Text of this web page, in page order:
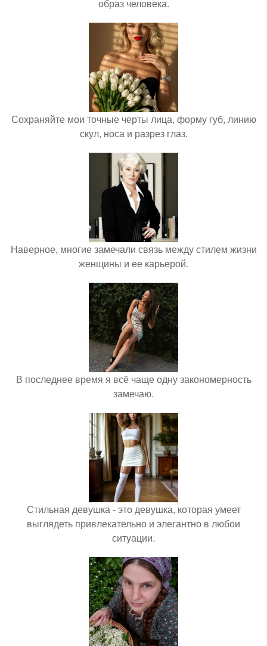
образ человека.
Сохраняйте мои точные черты лица, форму губ, линию
скул, носа и разрез глаз.
Наверное, многие замечали связь между стилем жизни
женщины и ее карьерой.
В последнее время я всё чаще одну закономерность
замечаю.
Стильная девушка - это девушка, которая умеет
выглядеть привлекательно и элегантно в любои
ситуации.